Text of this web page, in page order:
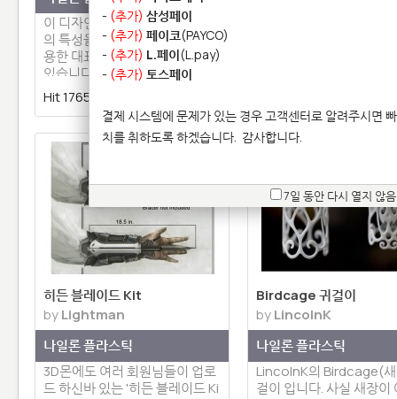
이 디자인제품은 플라스틱(PA)
의 특성을 잘 이해하고 알맞게 활
용한 대표적인 디자인이라 할 수
있습니다. 사진상에서 보여지듯…
Hit 17658 |
히든 블레이드 Kit
byLightman
나일론 플라스틱
3D몬에도 여러 회원님들이 업로
드 하신바 있는 '히든 블레이드 Ki
Birdcage 귀걸이
byLincolnK
나일론 플라스틱
LincolnK의 Birdcage(
걸이 입니다. 사실 새장이
- (추가) 삼성페이
- (추가) 페이코(PAYCO)
- (추가) L.페이(L.pay)
- (추가) 토스페이
결제 시스템에 문제가 있는 경우 고객센터로 알려주시면
치를 취하도록 하겠습니다. 감사합니다.
7일 동안 다시 열지 않음